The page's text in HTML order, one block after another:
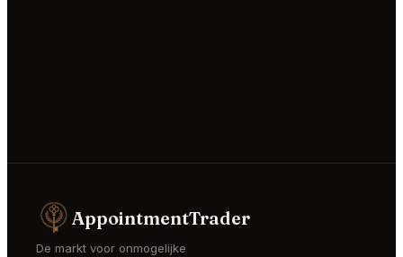
AppointmentTrader
De markt voor onmogelijke